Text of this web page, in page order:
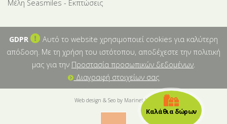
Μέλη Seasmiles - Εκπτώσεις
GDPR
Αυτό το website χρησιμοποιεί cookies για καλύτερη
απόδοση. Με τη χρήση του ιστότοπου, αποδέχεστε την πολιτική
μας για την Προστασία προσωπικών δεδομένων
Διαγραφή στοιχείων σας
Web design & Seo by Marinet Ltd
Καλάθια δώρων